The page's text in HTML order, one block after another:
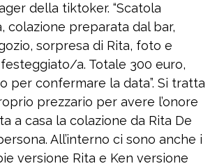
della tiktoker. “Scatola
colazione preparata dal bar,
sorpresa di Rita, foto e
a. Totale 300 euro,
per confermare la data”. Si tratta
prezzario per avere l’onore
a casa la colazione da Rita De
All’interno ci sono anche i
versione Rita e Ken versione